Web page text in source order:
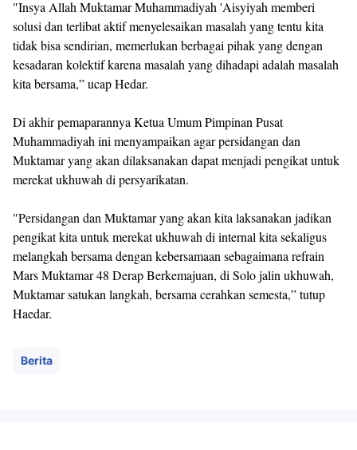
"Insya Allah Muktamar Muhammadiyah 'Aisyiyah memberi
solusi dan terlibat aktif menyelesaikan masalah yang tentu kita
tidak bisa sendirian, memerlukan berbagai pihak yang dengan
kesadaran kolektif karena masalah yang dihadapi adalah masalah
kita bersama,” ucap Hedar.
Di akhir pemaparannya Ketua Umum Pimpinan Pusat
Muhammadiyah ini menyampaikan agar persidangan dan
Muktamar yang akan dilaksanakan dapat menjadi pengikat untuk
merekat ukhuwah di persyarikatan.
"Persidangan dan Muktamar yang akan kita laksanakan jadikan
pengikat kita untuk merekat ukhuwah di internal kita sekaligus
melangkah bersama dengan kebersamaan sebagaimana refrain
Mars Muktamar 48 Derap Berkemajuan, di Solo jalin ukhuwah,
Muktamar satukan langkah, bersama cerahkan semesta,” tutup
Haedar.
Berita